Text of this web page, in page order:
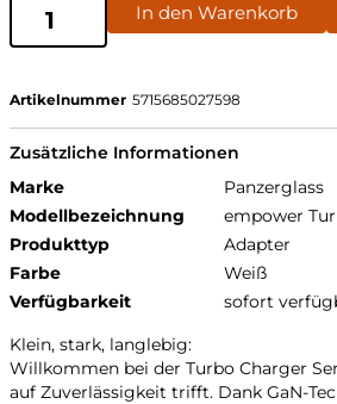
In den Warenkorb
Artikelnummer 5715685027598
Zusätzliche Informationen
Marke
Panzerglass
Modellbezeichnung
empower
Produkttyp
Adapter
Farbe
Weiß
Verfügbarkeit
sofort
Klein, stark, langlebig:
Willkommen bei der Turbo Charger
auf Zuverlässigkeit trifft. Dank GaN-